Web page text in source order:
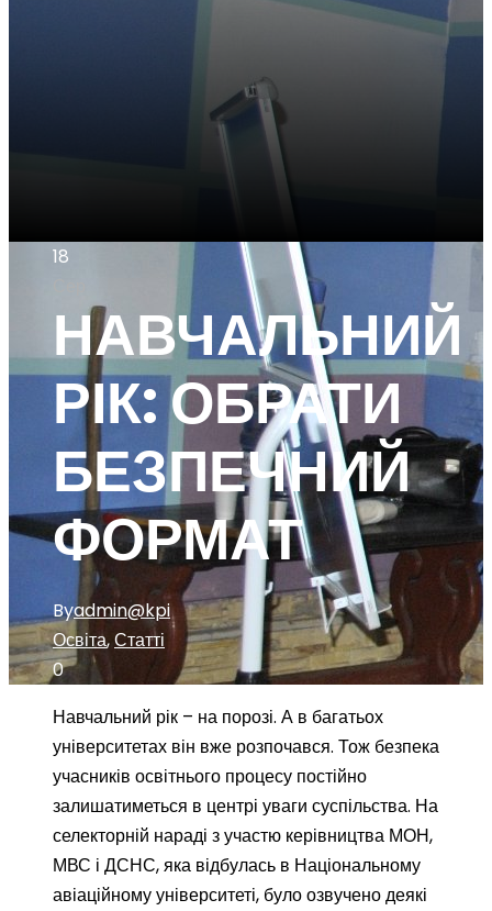
18
НАВЧАЛЬНИЙ
РІК: ОБРАТИ
БЕЗПЕЧНИЙ
ФОРМАТ
Byadmin@kpi
Освіта,Статті
0
Навчальний рік – на порозі. А в багатьох
університетах він вже розпочався. Тож безпека
учасників освітнього процесу постійно
залишатиметься в центрі уваги суспільства. На
селекторній нараді з участю керівництва МОН,
МВС і ДСНС, яка відбулась в Національному
авіаційному університеті, було озвучено деякі